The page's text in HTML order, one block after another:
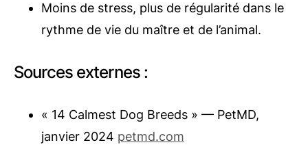
Moins de stress, plus de régularité dans le
rythme de vie du maître et de l’animal.
Sources externes :
« 14 Calmest Dog Breeds » — PetMD,
janvier 2024 petmd.com